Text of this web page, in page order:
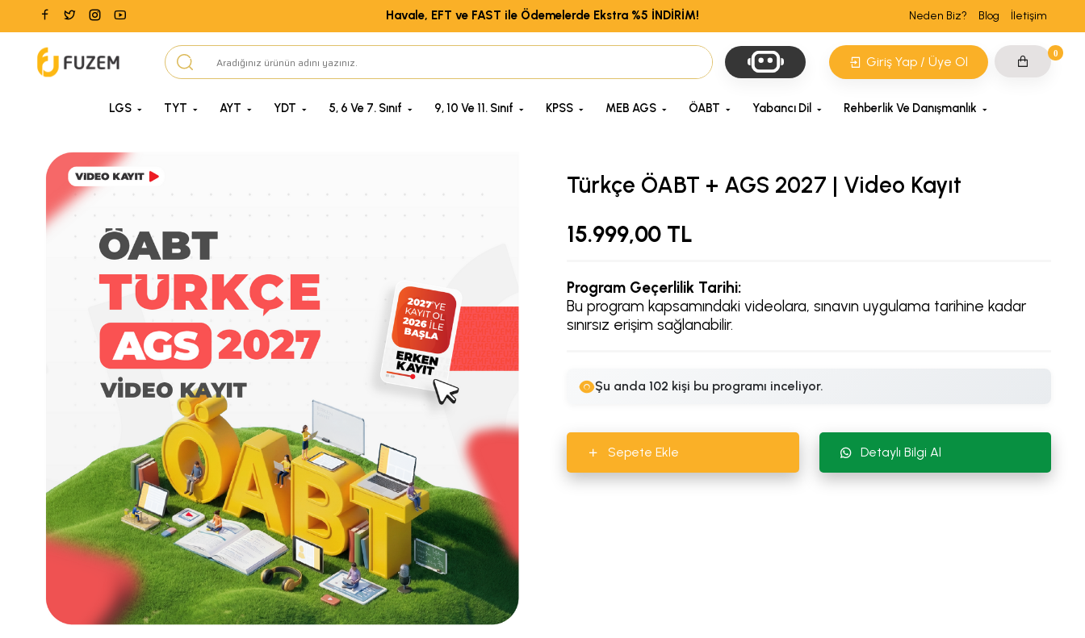
Havale, EFT ve FAST ile Ödemelerde Ekstra %5 İNDİRİM! Neden Biz? Blog İletişim
0
Giriş Yap / Üye Ol
LGS TYT AYT YDT 5, 6 Ve 7. Sınıf 9, 10 Ve 11. Sınıf KPSS MEB AGS ÖABT Yabancı Dil Rehberlik Ve Danışmanlık
Türkçe ÖABT + AGS 2027 | Video Kayıt
15.999,00 TL
Program Geçerlilik Tarihi:
Bu program kapsamındaki videolara, sınavın uygulama tarihine kadar
sınırsız erişim sağlanabilir.
Şu anda 102 kişi bu programı inceliyor.
Sepete Ekle Detaylı Bilgi Al